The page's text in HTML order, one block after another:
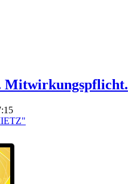
Mitwirkungspflicht.